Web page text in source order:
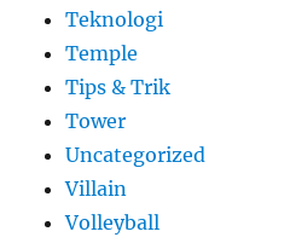
Teknologi
Temple
Tips & Trik
Tower
Uncategorized
Villain
Volleyball